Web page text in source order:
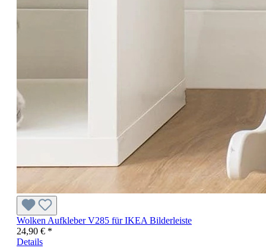
Wolken Aufkleber V285 für IKEA Bilderleiste
24,90 € *
Details